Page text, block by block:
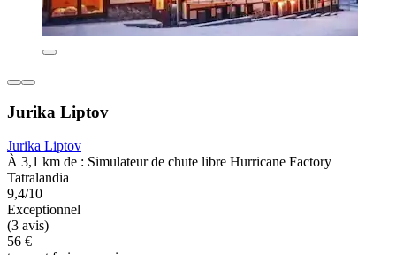
Jurika Liptov
Jurika Liptov
À 3,1 km de : Simulateur de chute libre Hurricane Factory
Tatralandia
9,4/10
Exceptionnel
(3 avis)
56 €